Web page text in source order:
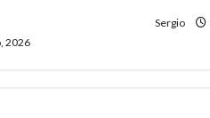
2026
Sergio